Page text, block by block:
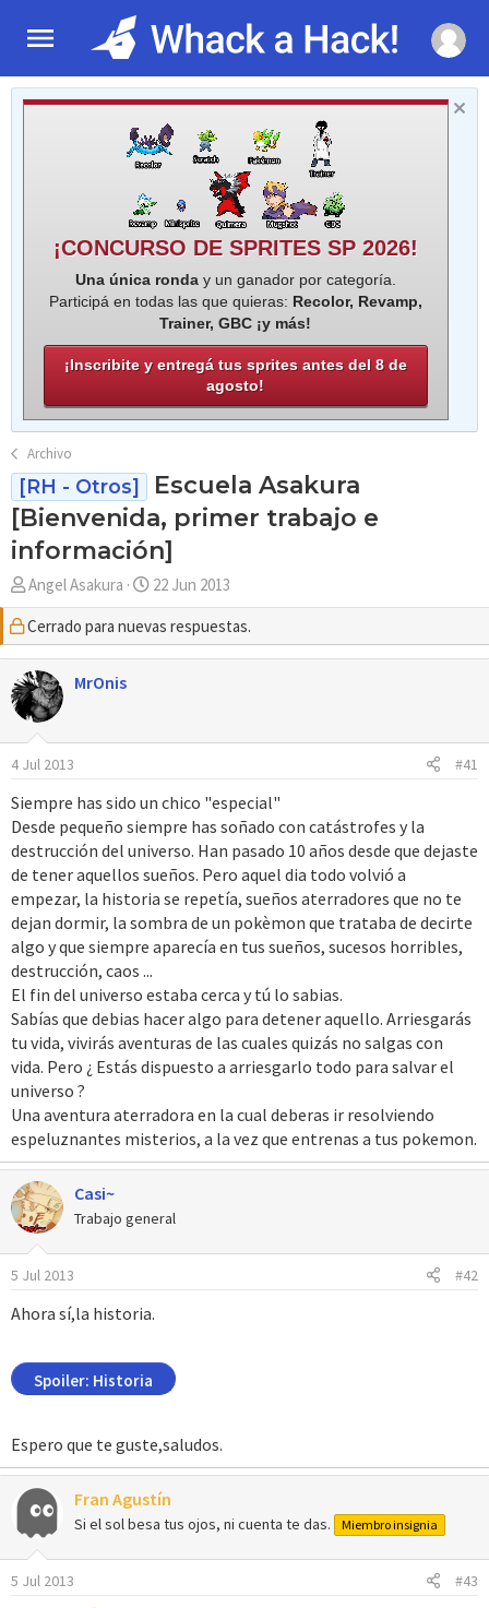
¡CONCURSO DE SPRITES SP 2026!
Una única ronday un ganador por categoría.
Participá en todas las que quieras: Recolor, Revamp,
Trainer, GBC ¡y más!
¡Inscribite y entregá tus sprites antes del 8 de
agosto!
Archivo
[RH - Otros]
Escuela Asakura
[Bienvenida, primer trabajo e
información]
A
u
t
o
r
Angel Asakura
F
e
c
h
i
c
i
o
22 Jun 2013
Cerrado para nuevas respuestas.
MrOnis
4 Jul 2013 #41
Siempre has sido un chico "especial"
Desde pequeño siempre has soñado con catástrofes y la
destrucción del universo. Han pasado 10 años desde que dejaste
de tener aquellos sueños. Pero aquel dia todo volvió a
empezar, la historia se repetía, sueños aterradores que no te
dejan dormir, la sombra de un pokèmon que trataba de decirte
algo y que siempre aparecía en tus sueños, sucesos horribles,
destrucción, caos ...
El fin del universo estaba cerca y tú lo sabias.
Sabías que debias hacer algo para detener aquello. Arriesgarás
tu vida, vivirás aventuras de las cuales quizás no salgas con
vida. Pero ¿ Estás dispuesto a arriesgarlo todo para salvar el
universo ?
Una aventura aterradora en la cual deberas ir resolviendo
espeluznantes misterios, a la vez que entrenas a tus pokemon.
Casi~
Trabajo general
5 Jul 2013 #42
Ahora sí,la historia.
Spoiler: Historia
Espero que te guste,saludos.
Fran Agustín
Si el sol besa tus ojos, ni cuenta te das. Miembro insignia
5 Jul 2013 #43